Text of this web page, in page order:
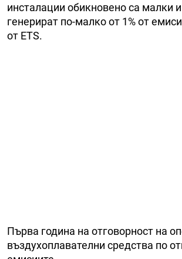
инсталации обикновено са малки
генерират по-малко от 1% от
от ETS.
Първа година на отговорност на
въздухоплавателни средства по